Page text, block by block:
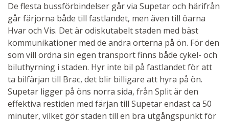
De flesta bussförbindelser går via Supetar och härifrån
går färjorna både till fastlandet, men även till öarna
Hvar och Vis. Det är odiskutabelt staden med bäst
kommunikationer med de andra orterna på ön. För den
som vill ordna sin egen transport finns både cykel- och
biluthyrning i staden. Hyr inte bil på fastlandet för att
ta bilfärjan till Brac, det blir billigare att hyra på ön.
Supetar ligger på öns norra sida, från Split är den
effektiva restiden med färjan till Supetar endast ca 50
minuter, vilket gör staden till en bra utgångspunkt för